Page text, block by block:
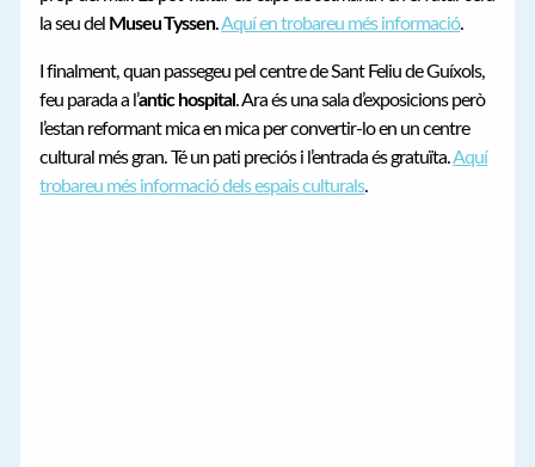
la seu del Museu Tyssen.Aquí en trobareu més informació.
I finalment, quan passegeu pel centre de Sant Feliu de Guíxols,
feu parada a l’antic hospital. Ara és una sala d’exposicions però
l’estan reformant mica en mica per convertir-lo en un centre
cultural més gran. Té un pati preciós i l’entrada és gratuïta.Aquí
trobareu més informació dels espais culturals.